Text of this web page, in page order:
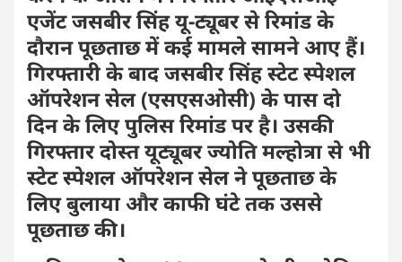
एजेंट जसबीर सिंह यू-ट्यूबर से रिमांड के
दौरान पूछताछ में कई मामले सामने आए हैं।
गिरफ्तारी के बाद जसबीर सिंह स्टेट स्पेशल
ऑपरेशन सेल (एसएसओसी) के पास दो
दिन के लिए पुलिस रिमांड पर है। उसकी
गिरफ्तार दोस्त यूट्यूबर ज्योति मल्होत्रा से भी
स्टेट स्पेशल ऑपरेशन सेल ने पूछताछ के
लिए बुलाया और काफी घंटे तक उससे
पूछताछ की।